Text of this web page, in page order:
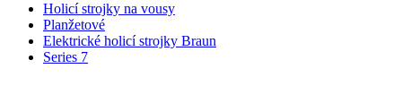
Holicí strojky na vousy
Planžetové
Elektrické holicí strojky Braun
Series 7